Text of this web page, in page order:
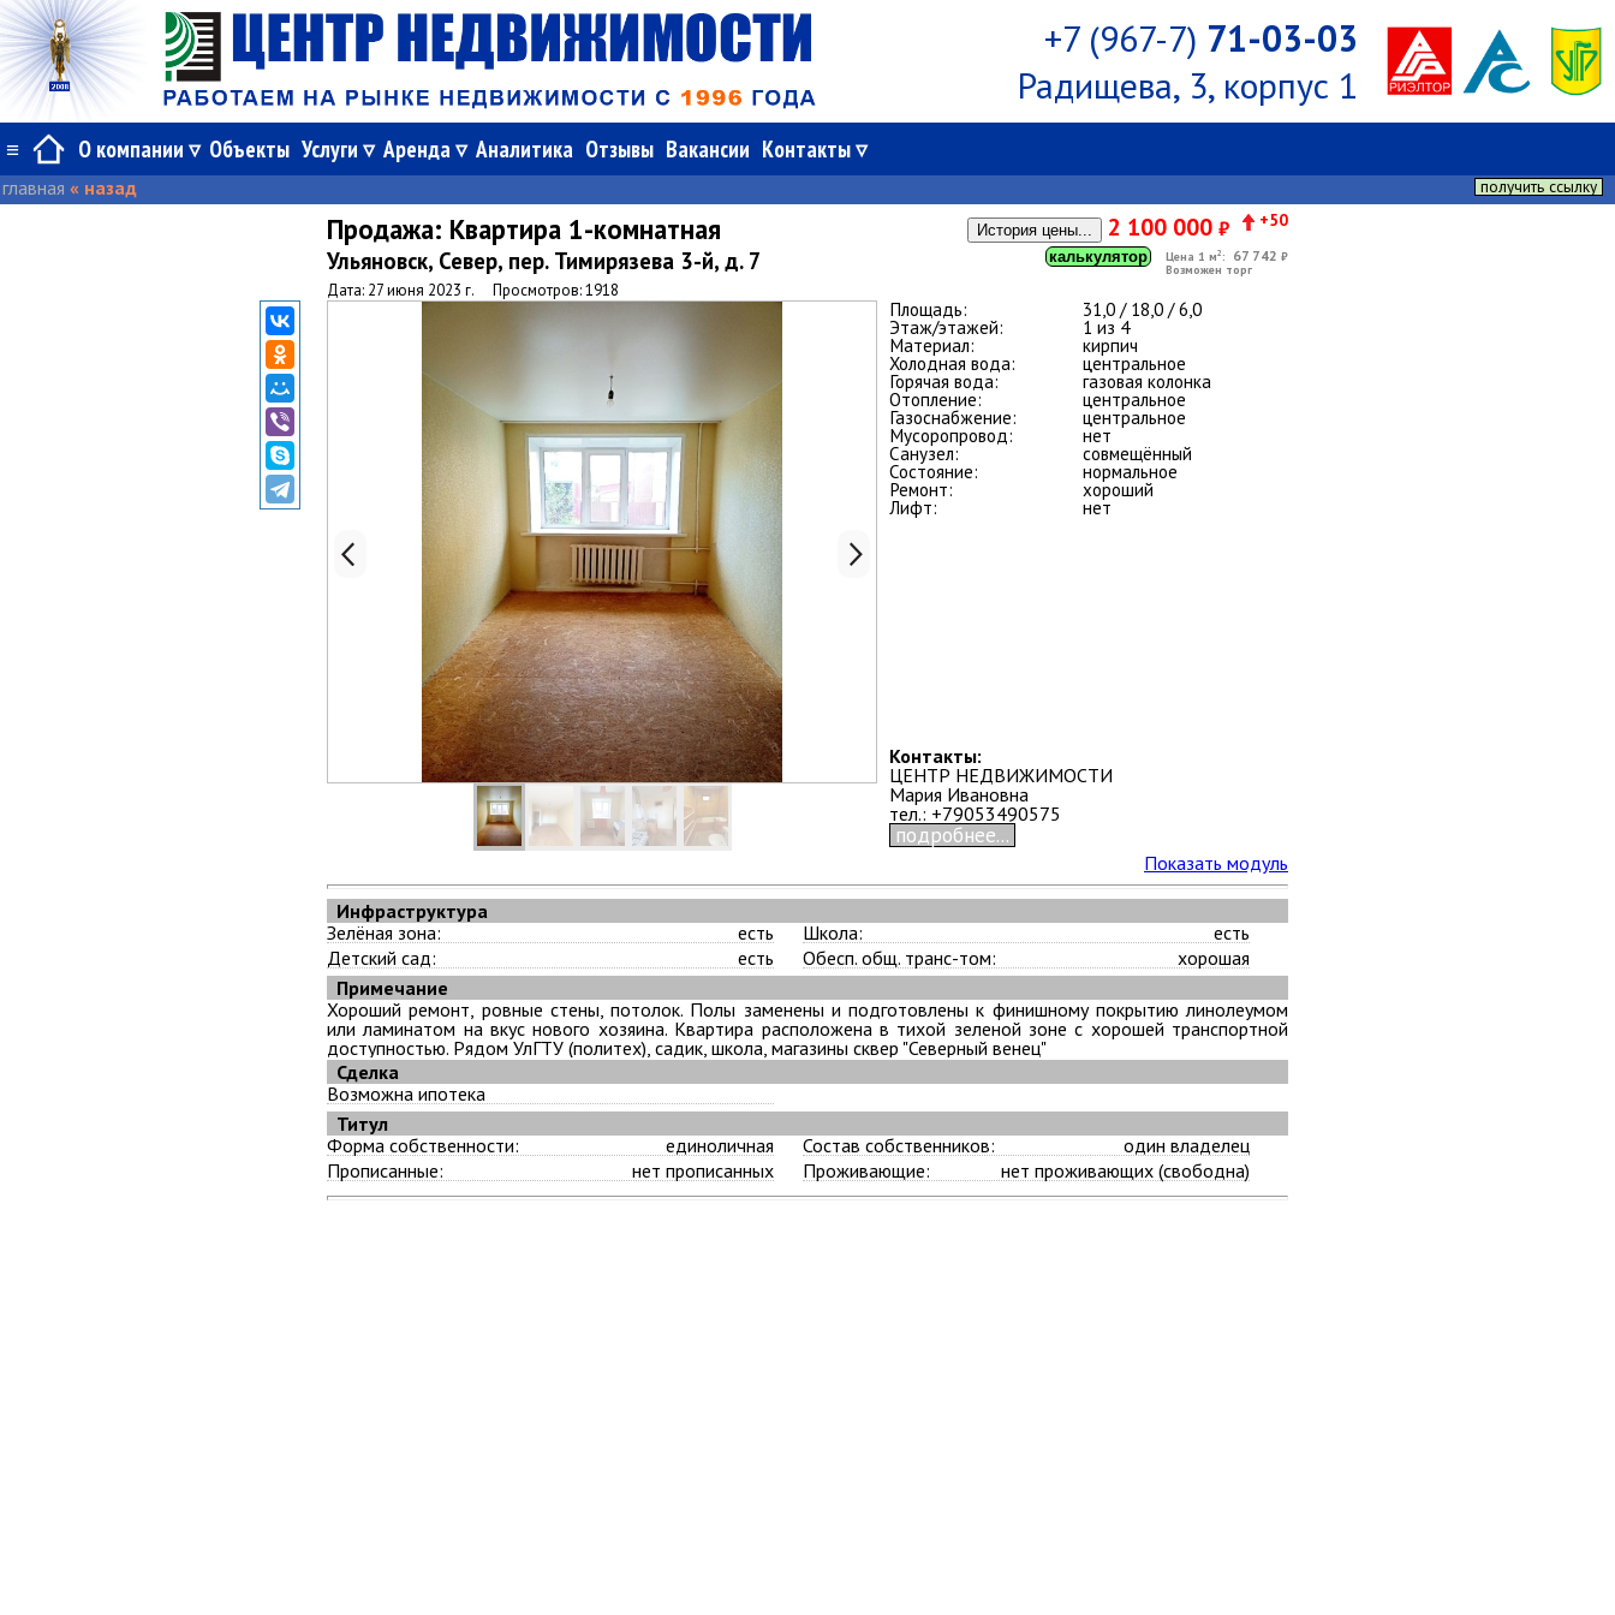
+7 (967-7) 71-03-03
Радищева, 3, корпус 1
≡ О компании Объекты Услуги Аренда Аналитика Отзывы Вакансии Контакты
главная « назад получить ссылку
Продажа: Квартира 1-комнатная История цены... 2 100 000 ₽ +50
Ульяновск, Север, пер. Тимирязева 3-й, д. 7 Цена 1 м2 : 67 742 ₽
Возможен торг
калькулятор
Дата: 27 июня 2023 г. Просмотров: 1918
Площадь: 31,0 / 18,0 / 6,0
Этаж/этажей: 1 из 4
Материал: кирпич
Холодная вода: центральное
Горячая вода: газовая колонка
Отопление: центральное
Газоснабжение: центральное
Мусоропровод: нет
Санузел: совмещённый
Состояние: нормальное
Ремонт: хороший
Лифт: нет
Контакты:
ЦЕНТР НЕДВИЖИМОСТИ
Мария Ивановна
тел.: +79053490575
подробнее...
Показать модуль
Инфраструктура
Зелёная зона:
есть Школа:
есть
Детский сад:
есть Обесп. общ. транс-том:
хорошая
Примечание
Хороший ремонт, ровные стены, потолок. Полы заменены и подготовлены к финишному покрытию линолеумом
или ламинатом на вкус нового хозяина. Квартира расположена в тихой зеленой зоне с хорошей транспортной
доступностью. Рядом УлГТУ (политех), садик, школа, магазины сквер "Северный венец"
Сделка
Возможна ипотека
Титул
Форма собственности:
единоличная Состав собственников:
один владелец
Прописанные:
нет прописанных Проживающие: нет проживающих (свободна)